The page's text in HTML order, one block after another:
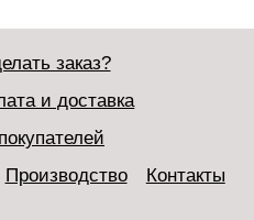
заказ?
и доставка
Производство
Контакты